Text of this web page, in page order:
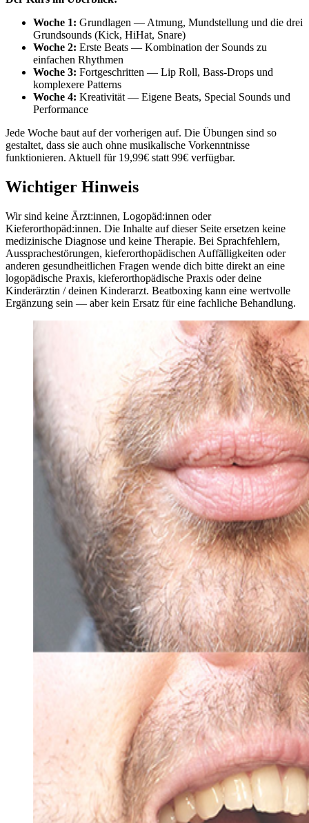
Woche 1: Grundlagen — Atmung, Mundstellung und die drei
Grundsounds (Kick, HiHat, Snare)
Woche 2: Erste Beats — Kombination der Sounds zu
einfachen Rhythmen
Woche 3: Fortgeschritten — Lip Roll, Bass-Drops und
komplexere Patterns
Woche 4: Kreativität — Eigene Beats, Special Sounds und
Performance
Jede Woche baut auf der vorherigen auf. Die Übungen sind so
gestaltet, dass sie auch ohne musikalische Vorkenntnisse
funktionieren. Aktuell für 19,99€ statt 99€ verfügbar.
Wichtiger Hinweis
Wir sind keine Ärzt:innen, Logopäd:innen oder
Kieferorthopäd:innen. Die Inhalte auf dieser Seite ersetzen keine
medizinische Diagnose und keine Therapie. Bei Sprachfehlern,
Aussprachestörungen, kieferorthopädischen Auffälligkeiten oder
anderen gesundheitlichen Fragen wende dich bitte direkt an eine
logopädische Praxis, kieferorthopädische Praxis oder deine
Kinderärztin / deinen Kinderarzt. Beatboxing kann eine wertvolle
Ergänzung sein — aber kein Ersatz für eine fachliche Behandlung.